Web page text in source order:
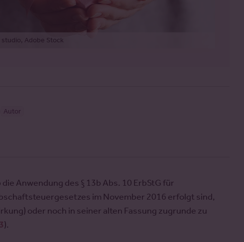
Adobe Stock
Autor
Anwendung des § 13b Abs. 10 ErbStG für
im November 2016 erfolgt sind,
oder noch in seiner alten Fassung zugrunde zu
).